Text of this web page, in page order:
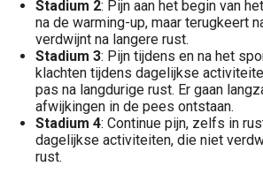
Stadium 2: Pijn aan het begin van
na de warming-up, maar terugkeert
verdwijnt na langere rust.
Stadium 3: Pijn tijdens en na het
klachten tijdens dagelijkse
pas na langdurige rust. Er gaan
afwijkingen in de pees ontstaan.
Stadium 4: Continue pijn, zelfs in
dagelijkse activiteiten, die niet
rust.